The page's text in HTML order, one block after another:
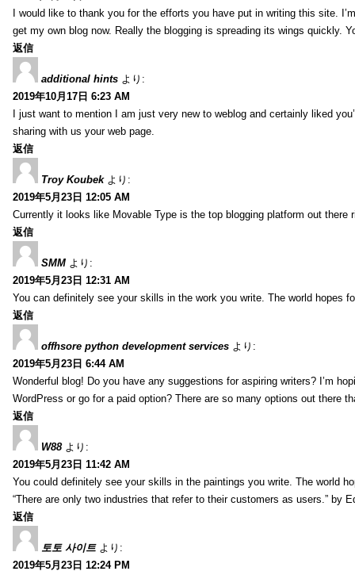
I would like to thank you for the efforts you have put in writing this site.
get my own blog now. Really the blogging is spreading its wings quickly.
返信
additional hints より:
2019年10月17日 6:23 AM
I just want to mention I am just very new to weblog and certainly liked
sharing with us your web page.
返信
Troy Koubek より:
2019年5月23日 12:05 AM
Currently it looks like Movable Type is the top blogging platform out
返信
SMM より:
2019年5月23日 12:31 AM
You can definitely see your skills in the work you write. The world hopes
返信
offhsore python development services より:
2019年5月23日 6:44 AM
Wonderful blog! Do you have any suggestions for aspiring writers? I’m
WordPress or go for a paid option? There are so many options out there
返信
W88 より:
2019年5月23日 11:42 AM
You could definitely see your skills in the paintings you write. The world
“There are only two industries that refer to their customers as users.” by
返信
토토 사이트 より:
2019年5月23日 12:24 PM